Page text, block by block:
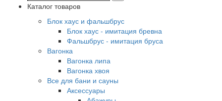
Каталог товаров
Блок хаус и фальшбрус
Блок хаус - имитация бревна
Фальшбрус - имитация бруса
Вагонка
Вагонка липа
Вагонка хвоя
Все для бани и сауны
Аксессуары